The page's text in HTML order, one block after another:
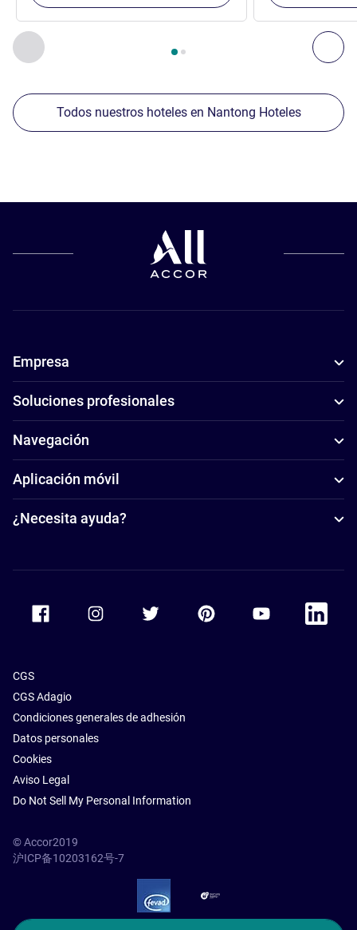
Anterior - Nuestros establecimientos cercanos
Página , Nuestros establecimientos cercanos 1 :,
Todos nuestros hoteles en Nantong Hoteles
Empresa
Soluciones profesionales
Navegación
Aplicación móvil
¿Necesita ayuda?
Accor Facebook Accor TwitterAccor PinterestAccor Youtube
Accor
CGS
CGS Adagio
Condiciones generales de adhesión
Datos personales
Cookies
Aviso Legal
Do Not Sell My Personal Information
© Accor2019
沪ICP备10203162号-7